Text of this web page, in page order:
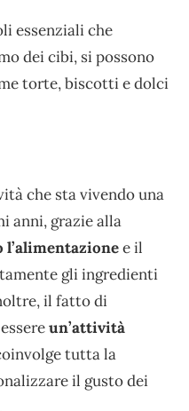
essenziali che
dei cibi, si possono
torte, biscotti e dolci
che sta vivendo una
anni, grazie alla
l’alimentazionee il
gli ingredienti
il fatto di
un’attività
tutta la
il gusto dei